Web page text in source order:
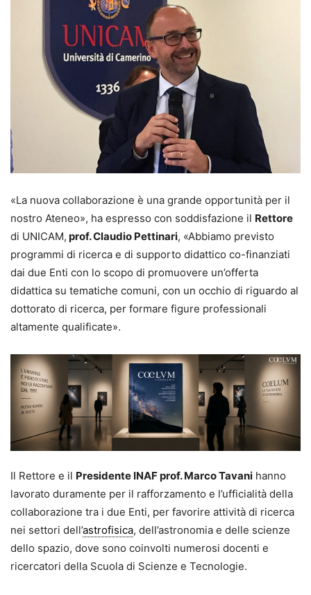
«La nuova collaborazione è una grande opportunità per il
nostro Ateneo», ha espresso con soddisfazione il Rettore
di UNICAM, prof. Claudio Pettinari, «Abbiamo previsto
programmi di ricerca e di supporto didattico co-finanziati
dai due Enti con lo scopo di promuovere un’offerta
didattica su tematiche comuni, con un occhio di riguardo al
dottorato di ricerca, per formare figure professionali
altamente qualificate».
Il Rettore e il Presidente INAF prof. Marco Tavani hanno
lavorato duramente per il rafforzamento e l’ufficialità della
collaborazione tra i due Enti, per favorire attività di ricerca
nei settori dell’astrofisica, dell’astronomia e delle scienze
dello spazio, dove sono coinvolti numerosi docenti e
ricercatori della Scuola di Scienze e Tecnologie.